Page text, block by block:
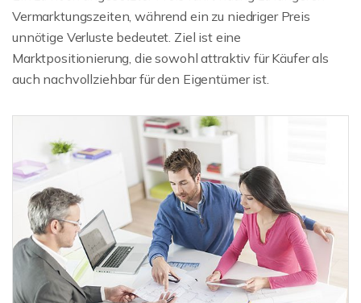
Vermarktungszeiten, während ein zu niedriger Preis
unnötige Verluste bedeutet. Ziel ist eine
Marktpositionierung, die sowohl attraktiv für Käufer als
auch nachvollziehbar für den Eigentümer ist.